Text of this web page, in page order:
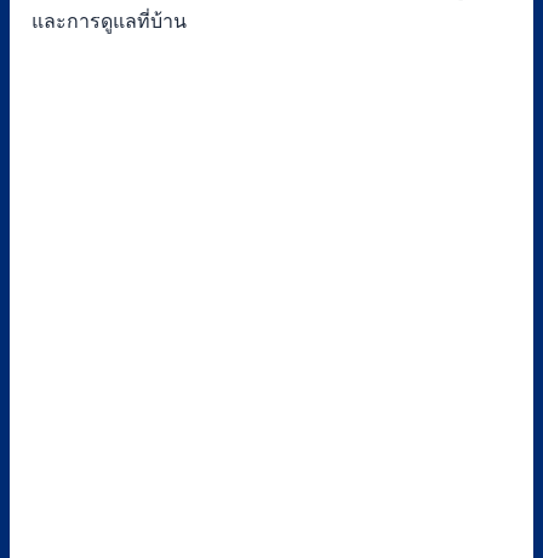
และการดูแลที่บ้าน